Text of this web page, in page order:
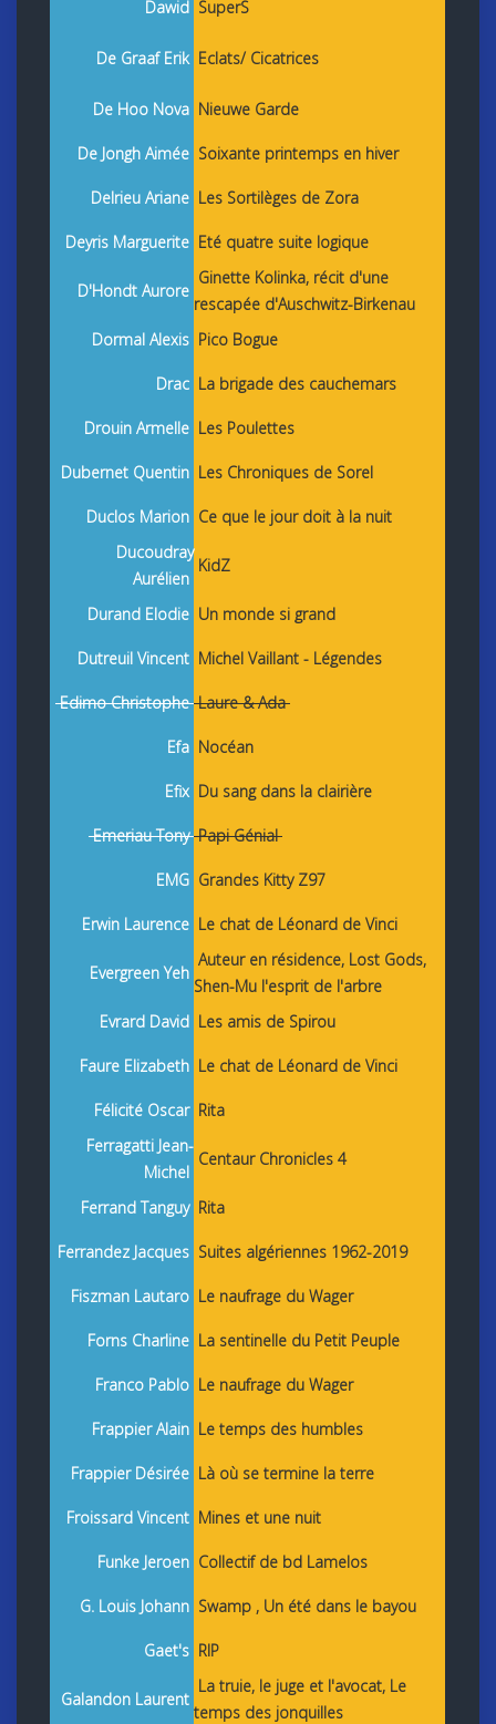
Dawid SuperS
De Graaf Erik Eclats/ Cicatrices
De Hoo Nova Nieuwe Garde
De Jongh Aimée Soixante printemps en hiver
Delrieu Ariane Les Sortilèges de Zora
Deyris Marguerite Eté quatre suite logique
D'Hondt Aurore
Ginette Kolinka, récit d'une
rescapée d'Auschwitz-Birkenau
Dormal Alexis Pico Bogue
Drac La brigade des cauchemars
Drouin Armelle Les Poulettes
Dubernet Quentin Les Chroniques de Sorel
Duclos Marion Ce que le jour doit à la nuit
Ducoudray
Aurélien
KidZ
Durand Elodie Un monde si grand
Dutreuil Vincent Michel Vaillant - Légendes
Edimo ChristopheLaure & Ada
Efa Nocéan
Efix Du sang dans la clairière
Emeriau TonyPapi Génial
EMG Grandes Kitty Z97
Erwin Laurence Le chat de Léonard de Vinci
Evergreen Yeh
Auteur en résidence, Lost Gods,
Shen-Mu l'esprit de l'arbre
Evrard David Les amis de Spirou
Faure Elizabeth Le chat de Léonard de Vinci
Félicité Oscar Rita
Ferragatti Jean-
Michel
Centaur Chronicles 4
Ferrand Tanguy Rita
Ferrandez Jacques Suites algériennes 1962-2019
Fiszman Lautaro Le naufrage du Wager
Forns Charline La sentinelle du Petit Peuple
Franco Pablo Le naufrage du Wager
Frappier Alain Le temps des humbles
Frappier Désirée Là où se termine la terre
Froissard Vincent Mines et une nuit
Funke Jeroen Collectif de bd Lamelos
G. Louis Johann Swamp , Un été dans le bayou
Gaet's RIP
Galandon Laurent
La truie, le juge et l'avocat, Le
temps des jonquilles